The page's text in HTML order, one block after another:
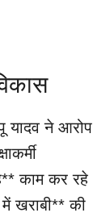
यादव ने आरोप
काम कर रहे
खराबी** की